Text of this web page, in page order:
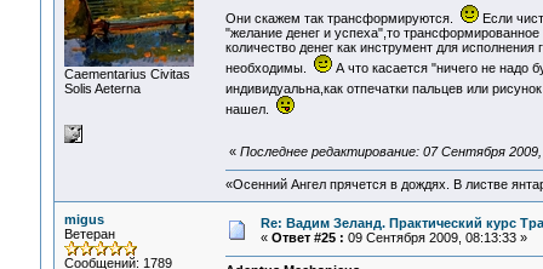
Сaementarius Civitas
Solis Aeterna
Они скажем так трансформируются.
Если
"желание денег и успеха",то
количество денег как инструмент для
необходимы.
А что касается "ничего не надо
индивидуальна,как отпечатки пальцев или
нашел.
« Последнее редактирование: 07 Сентября
«Осенний Ангел прячется в дождях. В листве
migus
Ветеран
Сообщений: 1789
Re: Вадим Зеланд. Практический курс
« Ответ #25 : 09 Сентября 2009, 08:13:33 »